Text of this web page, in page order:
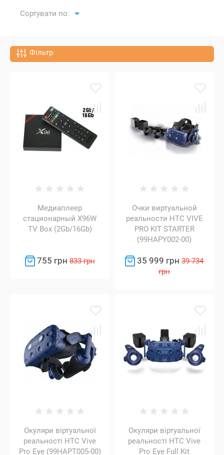
Сортувати по:
Фільтр
Медиаплеер
стационарный X96W
TV Box (2Gb/16Gb)
755 грн 833 грн
Очки виртуальной
реальности HTC VIVE
PRO KIT STARTER
(99HAPY002-00)
35 999 грн 39 734
грн
Окуляри віртуальної
реальності HTC Vive
Pro Eye (99HAPT005-00)
Окуляри віртуальної
реальності HTC Vive
Pro Eye Full Kit